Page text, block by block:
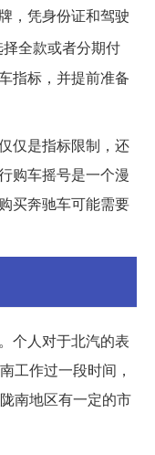
，凭身份证和驾驶
择全款或者分期付
指标，并提前准备
仅是指标限制，还
购车摇号是一个漫
买奔驰车可能需要
个人对于北汽的表
工作过一段时间，
南地区有一定的市